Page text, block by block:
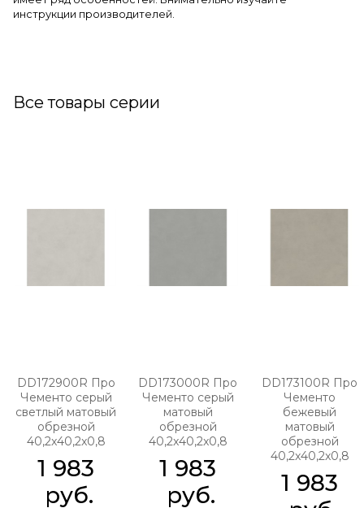
инструкции производителей.
Все товары серии
DD172900R Про
Чементо серый
светлый матовый
обрезной
40,2x40,2x0,8
1 983
руб.
DD173000R Про
Чементо серый
матовый
обрезной
40,2x40,2x0,8
1 983
руб.
DD173100R Про
Чементо
бежевый
матовый
обрезной
40,2x40,2x0,8
1 983